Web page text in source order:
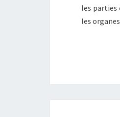
les parties
les